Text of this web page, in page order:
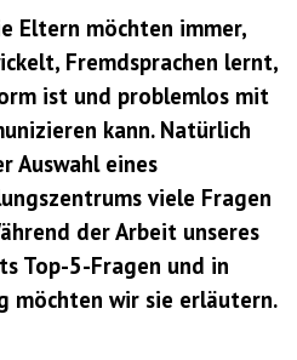
Eltern möchten immer,
Fremdsprachen lernt,
ist und problemlos mit
kann. Natürlich
Auswahl eines
viele Fragen
der Arbeit unseres
Top-5-Fragen und in
möchten wir sie erläutern.